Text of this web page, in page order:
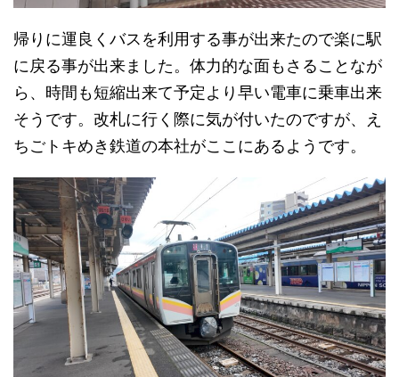
帰りに運良くバスを利用する事が出来たので楽に駅
に戻る事が出来ました。体力的な面もさることなが
ら、時間も短縮出来て予定より早い電車に乗車出来
そうです。改札に行く際に気が付いたのですが、え
ちごトキめき鉄道の本社がここにあるようです。